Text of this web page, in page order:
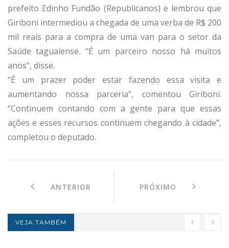
prefeito Edinho Fundão (Republicanos) e lembrou que
Giriboni intermediou a chegada de uma verba de R$ 200
mil reais para a compra de uma van para o setor da
Saúde taguaiense. “É um parceiro nosso há muitos
anos”, disse.
“É um prazer poder estar fazendo essa visita e
aumentando nossa parceria”, comentou Giriboni.
“Continuem contando com a gente para que essas
ações e esses recursos continuem chegando à cidade”,
completou o deputado.
ANTERIOR PRÓXIMO
VEJA TAMBÉM